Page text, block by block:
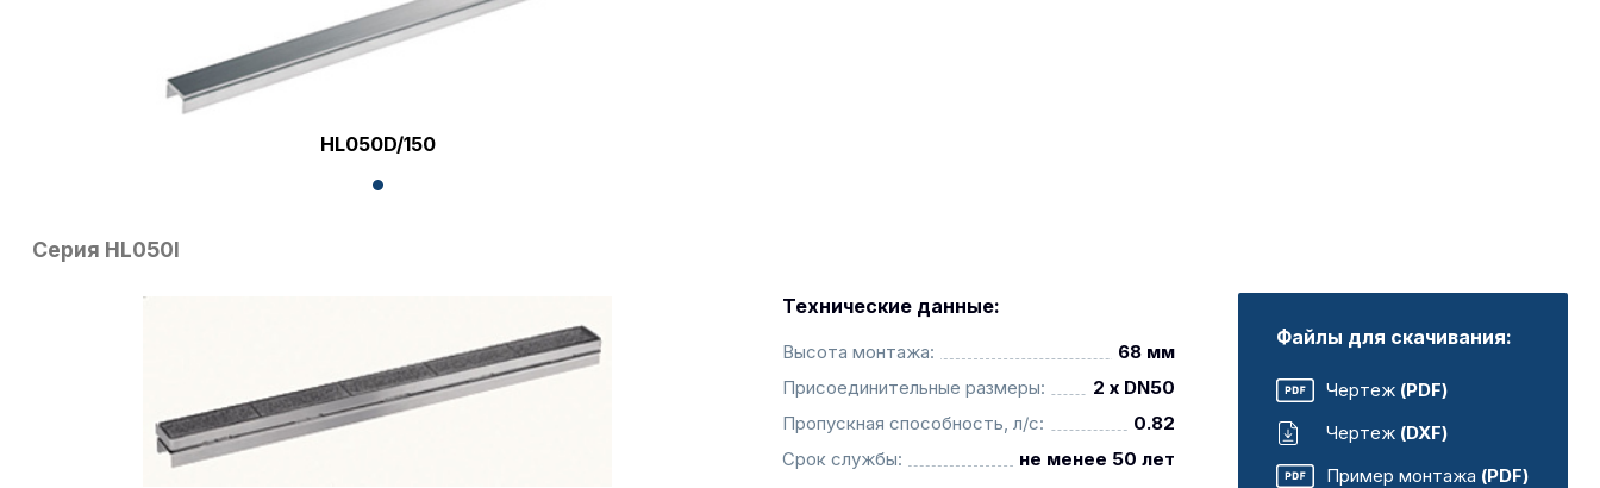
HL050D/150
Серия HL050I
Технические данные:
Высота монтажа:
68 мм
Присоединительные размеры:
2 x DN50
Пропускная способность, л/с:
0.82
Срок службы:
не менее 50 лет
Файлы для скачивания:
Чертеж (PDF)
Чертеж (DXF)
Пример монтажа (PDF)